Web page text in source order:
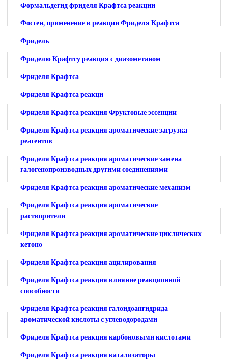
Формальдегид фриделя Крафтса реакции
Фосген, применение в реакции Фриделя Крафтса
Фридель
Фриделю Крафтсу реакция с диазометаном
Фриделя Крафтса
Фриделя Крафтса реакци
Фриделя Крафтса реакция Фруктовые эссенции
Фриделя Крафтса реакция ароматические загрузка
реагентов
Фриделя Крафтса реакция ароматические замена
галогенопроизводных другими соединениями
Фриделя Крафтса реакция ароматические механизм
Фриделя Крафтса реакция ароматические
растворители
Фриделя Крафтса реакция ароматические циклических
кетоно
Фриделя Крафтса реакция ацилирования
Фриделя Крафтса реакция влияние реакционной
способности
Фриделя Крафтса реакция галоидоангидрида
ароматической кислоты с углеводородами
Фриделя Крафтса реакция карбоновыми кислотами
Фриделя Крафтса реакция катализаторы